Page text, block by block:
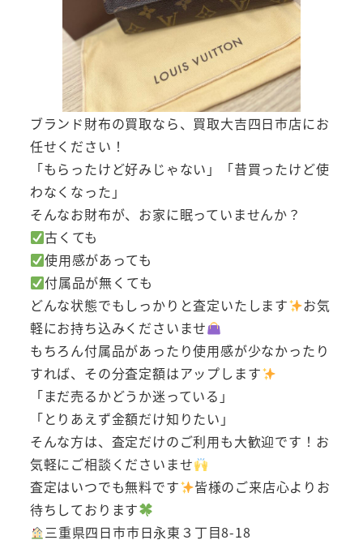
ブランド財布の買取なら、買取大吉四日市店にお
任せください！
「もらったけど好みじゃない」「昔買ったけど使
わなくなった」
そんなお財布が、お家に眠っていませんか？
古くても
使用感があっても
付属品が無くても
どんな状態でもしっかりと査定いたします
お気
軽にお持ち込みくださいませ
もちろん付属品があったり使用感が少なかったり
すれば、その分査定額はアップします
「まだ売るかどうか迷っている」
「とりあえず金額だけ知りたい」
そんな方は、査定だけのご利用も大歓迎です！お
気軽にご相談くださいませ
査定はいつでも無料です
皆様のご来店心よりお
待ちしております
三重県四日市市日永東３丁目8-18